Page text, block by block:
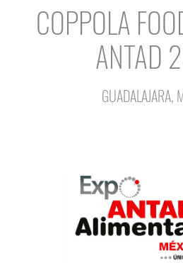
COPPOLA
ANTAD
GUADALAJARA,